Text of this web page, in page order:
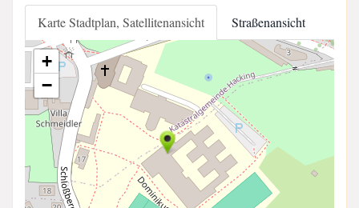
Karte Stadtplan, Satellitenansicht Straßenansicht
+
−